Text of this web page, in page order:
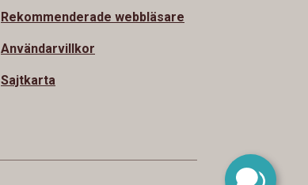
Rekommenderade webbläsare
Användarvillkor
Sajtkarta